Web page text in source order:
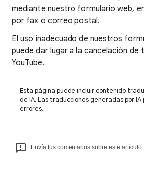
mediante nuestro formulario web,
por fax o correo postal.
El uso inadecuado de nuestros
puede dar lugar a la cancelación de
YouTube.
Esta página puede incluir contenido
de IA. Las traducciones generadas por
errores.
Envía tus comentarios sobre este artículo